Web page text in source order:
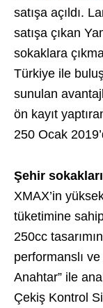
satışa açıldı.
satışa çıkan
sokaklara
Türkiye ile
sunulan
ön kayıt
250 Ocak
Şehir
XMAX’in
tüketimine
250cc
performanslı ve
Anahtar” ile
Çekiş Kontrol